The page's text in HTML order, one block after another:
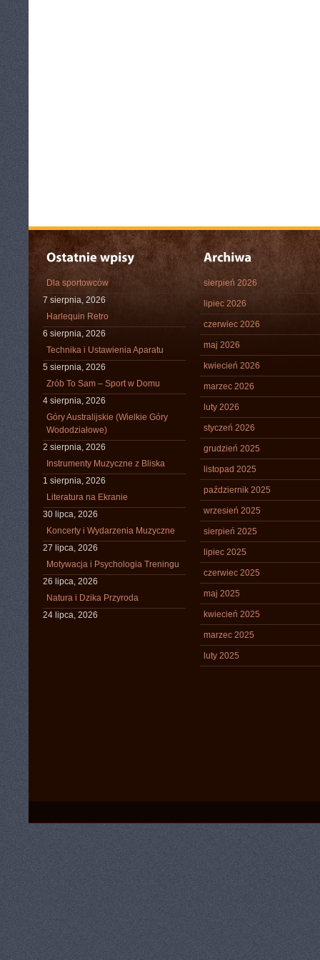
Dla sportowców
7 sierpnia, 2026
Harlequin Retro
6 sierpnia, 2026
Technika i Ustawienia Aparatu
5 sierpnia, 2026
Zrób To Sam – Sport w Domu
4 sierpnia, 2026
Góry Australijskie (Wielkie Góry
Wododziałowe)
2 sierpnia, 2026
Instrumenty Muzyczne z Bliska
1 sierpnia, 2026
Literatura na Ekranie
30 lipca, 2026
Koncerty i Wydarzenia Muzyczne
27 lipca, 2026
Motywacja i Psychologia Treningu
26 lipca, 2026
Natura i Dzika Przyroda
24 lipca, 2026
sierpień 2026
lipiec 2026
czerwiec 2026
maj 2026
kwiecień 2026
marzec 2026
luty 2026
styczeń 2026
grudzień 2025
listopad 2025
październik 2025
wrzesień 2025
sierpień 2025
lipiec 2025
czerwiec 2025
maj 2025
kwiecień 2025
marzec 2025
luty 2025